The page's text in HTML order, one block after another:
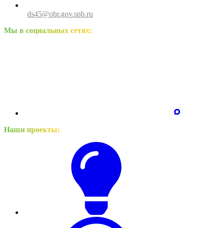
ds45@obr.gov.spb.ru
Мы в социальных сетях:
Наши проекты: